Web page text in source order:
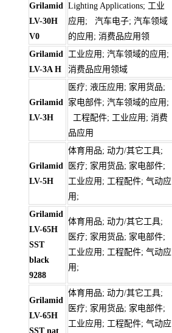
Grilamid
LV-30H
V0
Lighting Applications; 工业
应用; 汽车电子; 汽车领域
的应用; 消费品应用领
Grilamid
LV-3A H
工业应用; 汽车领域的应用;
消费品应用领域
Grilamid
LV-3H
医疗; 液压应用; 家用货品;
家电部件; 汽车领域的应用;
工程配件; 工业应用; 消费
品应用
Grilamid
LV-5H
体育用品; 动力/其它工具;
医疗; 家用货品; 家电部件;
工业应用; 工程配件; 气动应
用;
Grilamid
LV-65H
SST
black
9288
体育用品; 动力/其它工具;
医疗; 家用货品; 家电部件;
工业应用; 工程配件; 气动应
用;
Grilamid
LV-65H
SST nat
体育用品; 动力/其它工具;
医疗; 家用货品; 家电部件;
工业应用; 工程配件; 气动应